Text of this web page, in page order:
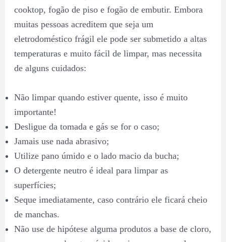
cooktop, fogão de piso e fogão de embutir. Embora
muitas pessoas acreditem que seja um
eletrodoméstico frágil ele pode ser submetido a altas
temperaturas e muito fácil de limpar, mas necessita
de alguns cuidados:
Não limpar quando estiver quente, isso é muito
importante!
Desligue da tomada e gás se for o caso;
Jamais use nada abrasivo;
Utilize pano úmido e o lado macio da bucha;
O detergente neutro é ideal para limpar as
superfícies;
Seque imediatamente, caso contrário ele ficará cheio
de manchas.
Não use de hipótese alguma produtos a base de cloro,